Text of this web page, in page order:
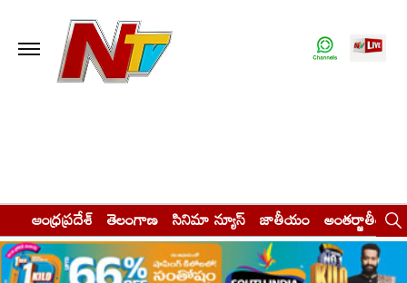
ఆంధ్రప్రదేశ్ తెలంగాణ సినిమా న్యూస్ జాతీయం అంతర్జాతీయం